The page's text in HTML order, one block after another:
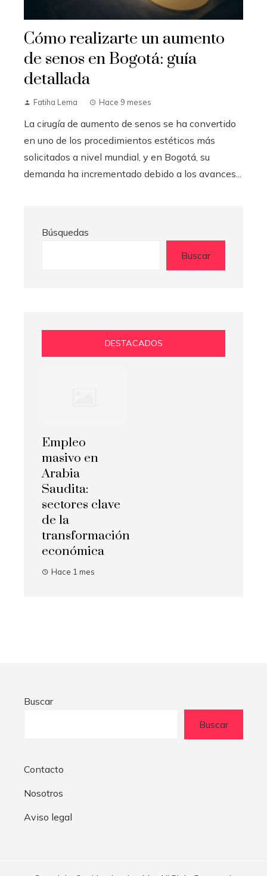
Cómo realizarte un aumento
de senos en Bogotá: guía
detallada
Fatiha Lema Hace 9 meses
La cirugía de aumento de senos se ha convertido
en uno de los procedimientos estéticos más
solicitados a nivel mundial, y en Bogotá, su
demanda ha incrementado debido a los avances...
Búsquedas
Buscar
DESTACADOS
Empleo
masivo en
Arabia
Saudita:
sectores clave
de la
transformación
económica
Hace 1 mes
Buscar
Buscar
Contacto
Nosotros
Aviso legal